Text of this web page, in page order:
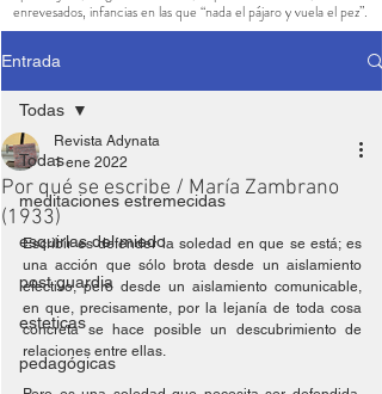
enrevesados, infancias en las que “nada el pájaro y vuela el pez”.
Entrada
Todas
meditaciones estremecidas
esquirlas del miedo
post guardia
esteticas
pedagógicas
Todas
Por qué se escribe / María Zambrano
(1933)
Revista Adynata
1 ene 2022
Escribir es defender la soledad en que se está; es
una acción que sólo brota desde un aislamiento
efectivo, pero desde un aislamiento comunicable,
en que, precisamente, por la lejanía de toda cosa
concreta se hace posible un descubrimiento de
relaciones entre ellas.